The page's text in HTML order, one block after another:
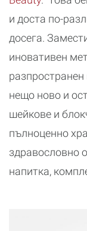
и доста по-
досега.
иновативен
нещо ново и
шейкове и
пълноценно
здравословно
напитка,